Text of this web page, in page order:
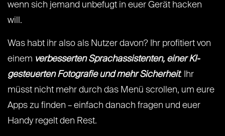
wenn sich jemand unbefugt in euer Gerät hacken
will.
Was habt ihr also als Nutzer davon? Ihr profitiert von
einem verbesserten Sprachassistenten, einer KI-
gesteuerten Fotografie und mehr Sicherheit. Ihr
müsst nicht mehr durch das Menü scrollen, um eure
Apps zu finden – einfach danach fragen und euer
Handy regelt den Rest.